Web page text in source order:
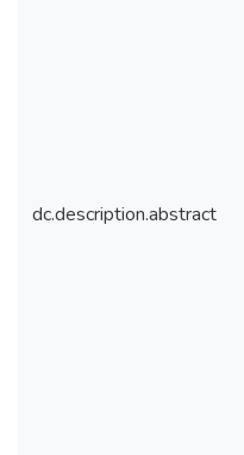
dc.description.abstract